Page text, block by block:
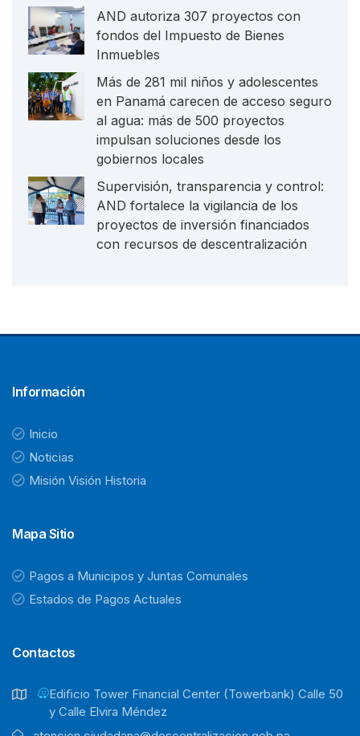
AND autoriza 307 proyectos con
fondos del Impuesto de Bienes
Inmuebles
Más de 281 mil niños y adolescentes
en Panamá carecen de acceso seguro
al agua: más de 500 proyectos
impulsan soluciones desde los
gobiernos locales
Supervisión, transparencia y control:
AND fortalece la vigilancia de los
proyectos de inversión financiados
con recursos de descentralización
Información
Inicio
Noticias
Misión Visión Historia
Mapa Sitio
Pagos a Municipos y Juntas Comunales
Estados de Pagos Actuales
Contactos
Ediﬁcio Tower Financial Center (Towerbank) Calle 50
y Calle Elvira Méndez